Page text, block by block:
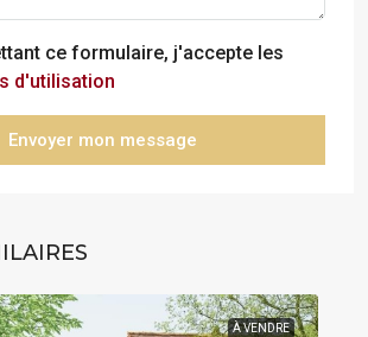
ce formulaire, j'accepte les
d'utilisation
Envoyer mon message
À VENDRE